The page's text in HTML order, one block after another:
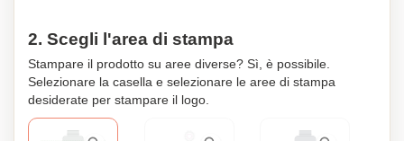
2. Scegli l'area di stampa
Stampare il prodotto su aree diverse? Sì, è possibile.
Selezionare la casella e selezionare le aree di stampa
desiderate per stampare il logo.